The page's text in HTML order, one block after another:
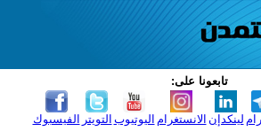
تابعونا على:
الفيسبوك التويتر اليوتيوب الانستغرام لينكدإن